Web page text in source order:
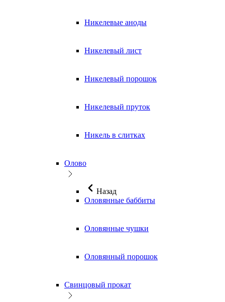
Никелевые аноды
Никелевый лист
Никелевый порошок
Никелевый пруток
Никель в слитках
Олово
Назад
Оловянные баббиты
Оловянные чушки
Оловянный порошок
Свинцовый прокат